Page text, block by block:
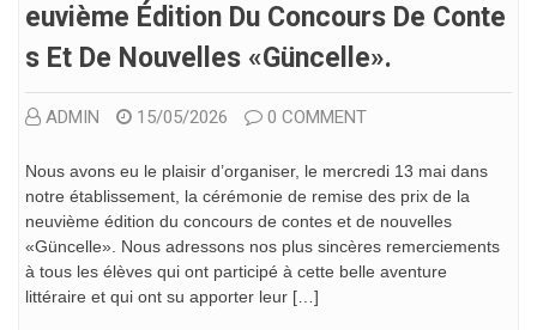
Euvième Édition Du Concours De Conte
S Et De Nouvelles «Güncelle».
ADMIN 15/05/2026 0 COMMENT
Nous avons eu le plaisir d’organiser, le mercredi 13 mai dans
notre établissement, la cérémonie de remise des prix de la
neuvième édition du concours de contes et de nouvelles
«Güncelle». Nous adressons nos plus sincères remerciements
à tous les élèves qui ont participé à cette belle aventure
littéraire et qui ont su apporter leur […]